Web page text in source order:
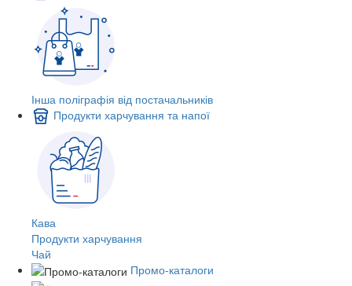
Інша поліграфія від постачальників
Продукти харчування та напої
Кава
Продукти харчування
Чай
Промо-каталоги